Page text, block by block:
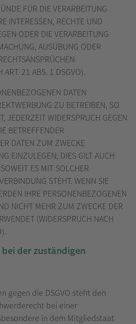
FÜR DIE VERARBEITUNG
INTERESSEN, RECHTE UND
ODER DIE VERARBEITUNG
AUSÜBUNG ODER
ART. 21 ABS. 1 DSGVO).
DATEN
ZU BETREIBEN, SO
JEDERZEIT WIDERSPRUCH GEGEN
BETREFFENDER
DATEN ZUM ZWECKE
EINZULEGEN; DIES GILT AUCH
ES MIT SOLCHER
STEHT. WENN SIE
IHRE PERSONENBEZOGENEN
NICHT MEHR ZUM ZWECKE DER
(WIDERSPRUCH NACH
der zuständigen
gegen die DSGVO steht den
bei einer
in dem Mitgliedstaat